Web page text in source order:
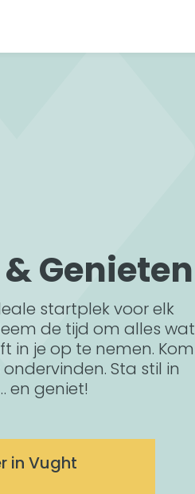
Genieten
startplek voor elk
de tijd om alles wat
in je op te nemen. Kom
Sta stil in
en geniet!
in VughtZ